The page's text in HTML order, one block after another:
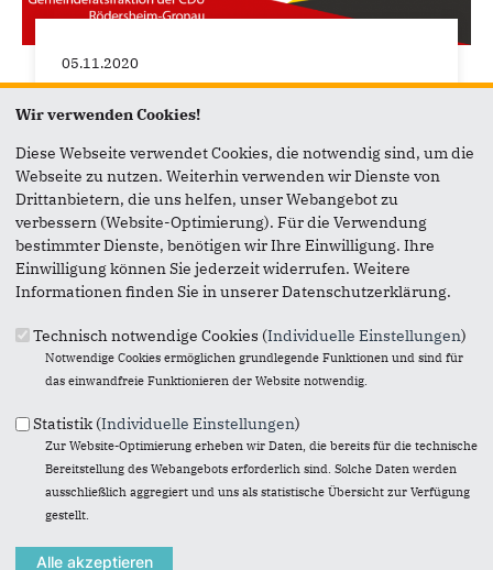
05.11.2020
Antrag auf Erweiterung des
Gewerbegebietes
Das Interesse an dem Gelände ist so groß. dass
sich bis jetzt fast 30 Bewerber für ca 60.000m²
gemeldet haben.
Wir verwenden Cookies!
Diese Webseite verwendet Cookies, die notwendig sind, um die
Webseite zu nutzen. Weiterhin verwenden wir Dienste von
Drittanbietern, die uns helfen, unser Webangebot zu
verbessern (Website-Optimierung). Für die Verwendung
bestimmter Dienste, benötigen wir Ihre Einwilligung. Ihre
Einwilligung können Sie jederzeit widerrufen. Weitere
Informationen finden Sie in unserer Datenschutzerklärung.
Technisch notwendige Cookies (Individuelle Einstellungen)
Notwendige Cookies ermöglichen grundlegende Funktionen und sind für
das einwandfreie Funktionieren der Website notwendig.
Statistik (Individuelle Einstellungen)
Zur Website-Optimierung erheben wir Daten, die bereits für die technische
Bereitstellung des Webangebots erforderlich sind. Solche Daten werden
ausschließlich aggregiert und uns als statistische Übersicht zur Verfügung
gestellt.